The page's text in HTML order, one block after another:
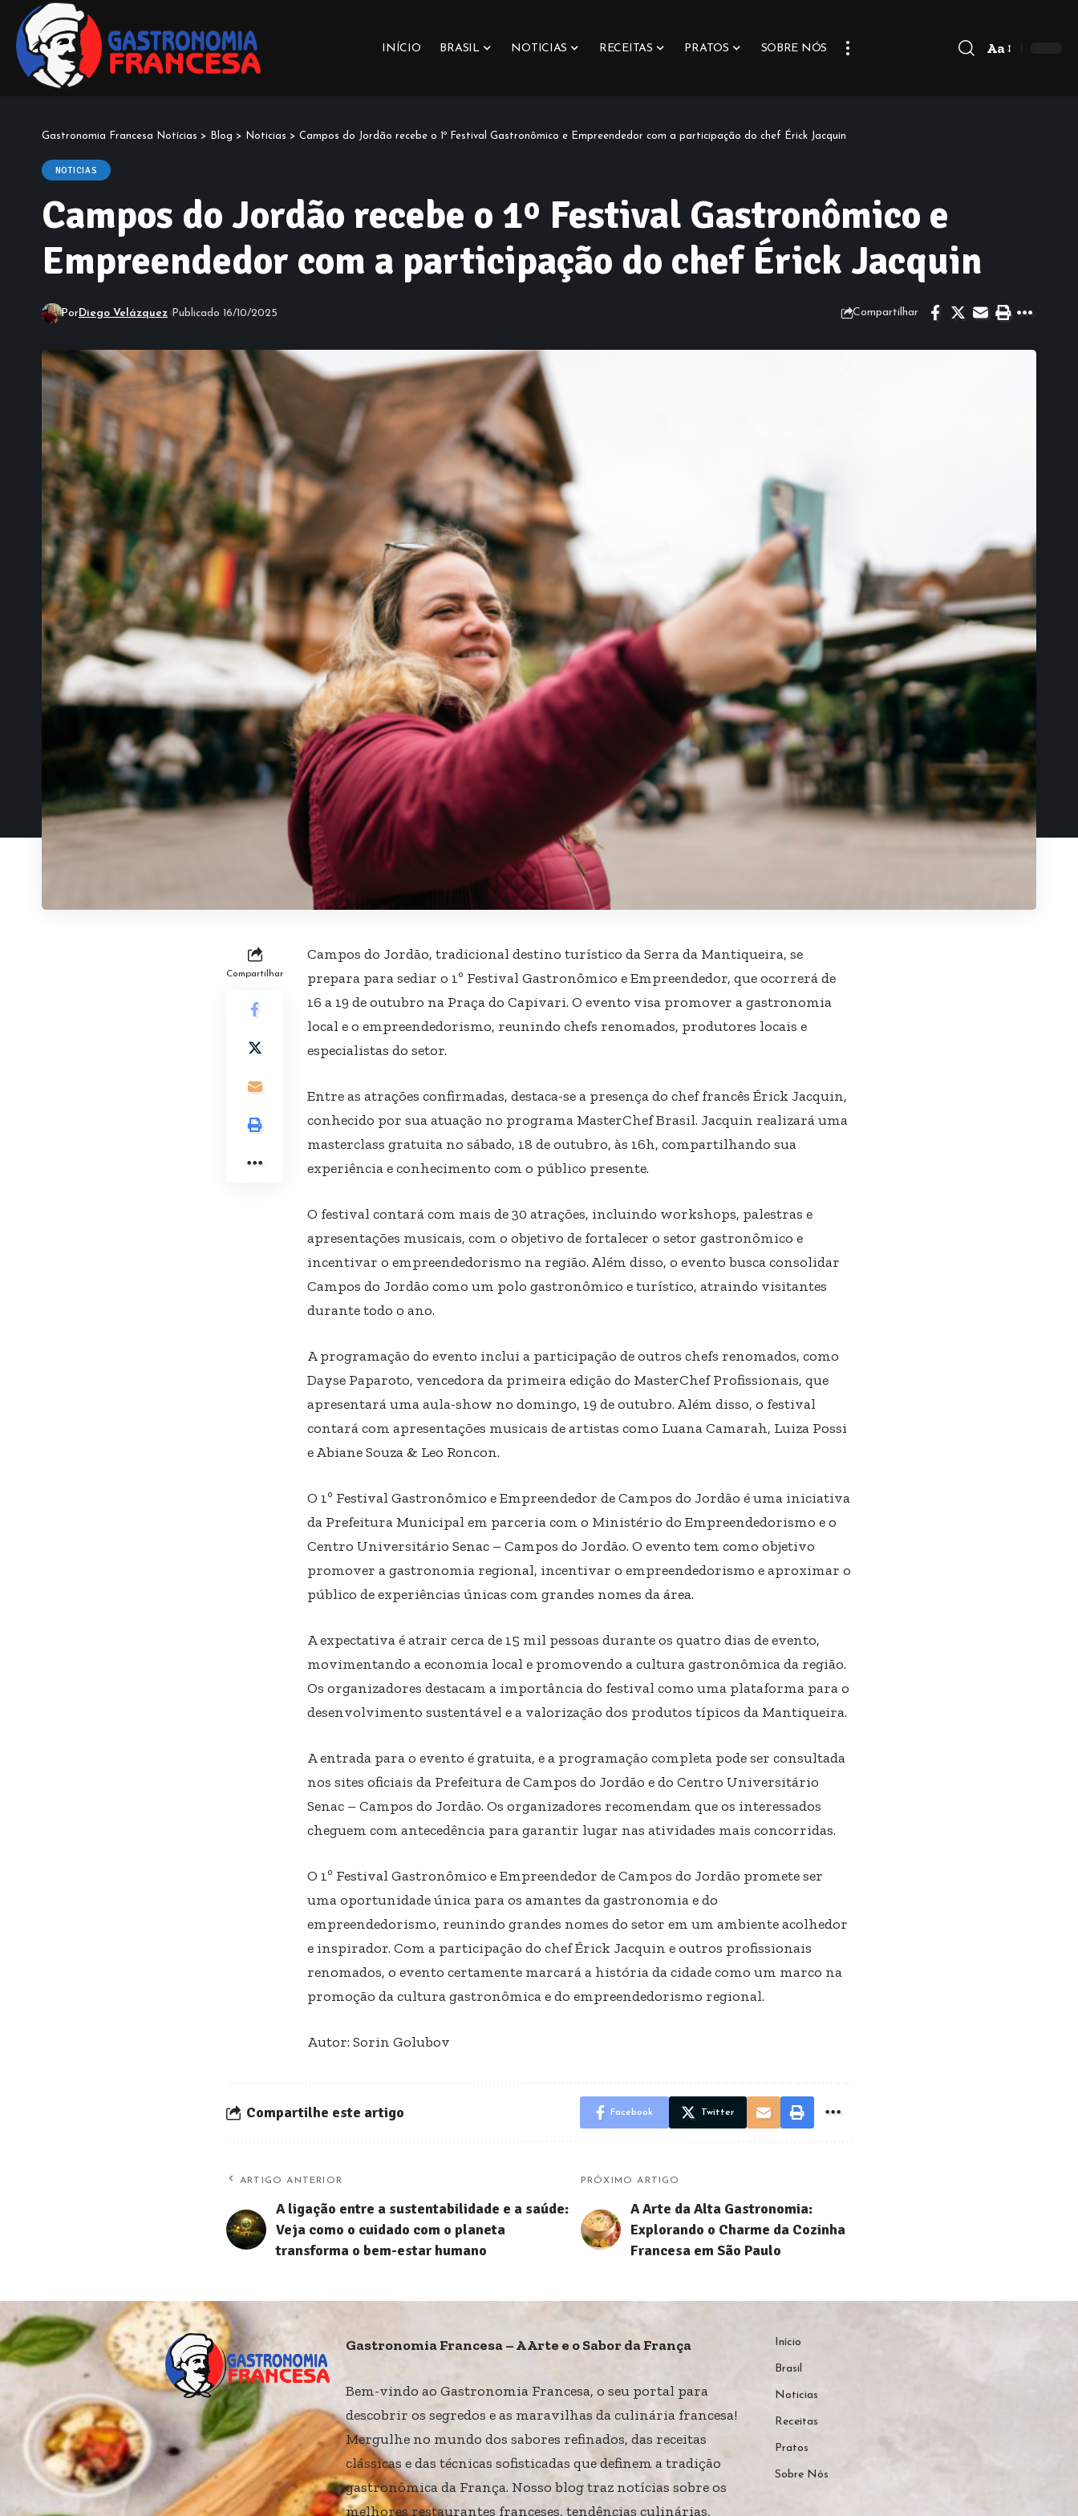
INÍCIO BRASIL NOTICIAS RECEITAS PRATOS SOBRE NÓS Aa
Gastronomia Francesa Notícias > Blog > Noticias > Campos do Jordão recebe o 1º Festival Gastronômico e Empreendedor com a participação do chef Érick Jacquin
NOTICIAS
Campos do Jordão recebe o 1º Festival Gastronômico e
Empreendedor com a participação do chef Érick Jacquin
PorDiego Velázquez Publicado 16/10/2025 Compartilhar
Compartilhar
Campos do Jordão, tradicional destino turístico da Serra da Mantiqueira, se
prepara para sediar o 1º Festival Gastronômico e Empreendedor, que ocorrerá de
16 a 19 de outubro na Praça do Capivari. O evento visa promover a gastronomia
local e o empreendedorismo, reunindo chefs renomados, produtores locais e
especialistas do setor.
Entre as atrações confirmadas, destaca-se a presença do chef francês Érick Jacquin,
conhecido por sua atuação no programa MasterChef Brasil. Jacquin realizará uma
masterclass gratuita no sábado, 18 de outubro, às 16h, compartilhando sua
experiência e conhecimento com o público presente.
O festival contará com mais de 30 atrações, incluindo workshops, palestras e
apresentações musicais, com o objetivo de fortalecer o setor gastronômico e
incentivar o empreendedorismo na região. Além disso, o evento busca consolidar
Campos do Jordão como um polo gastronômico e turístico, atraindo visitantes
durante todo o ano.
A programação do evento inclui a participação de outros chefs renomados, como
Dayse Paparoto, vencedora da primeira edição do MasterChef Profissionais, que
apresentará uma aula-show no domingo, 19 de outubro. Além disso, o festival
contará com apresentações musicais de artistas como Luana Camarah, Luiza Possi
e Abiane Souza & Leo Roncon.
O 1º Festival Gastronômico e Empreendedor de Campos do Jordão é uma iniciativa
da Prefeitura Municipal em parceria com o Ministério do Empreendedorismo e o
Centro Universitário Senac – Campos do Jordão. O evento tem como objetivo
promover a gastronomia regional, incentivar o empreendedorismo e aproximar o
público de experiências únicas com grandes nomes da área.
A expectativa é atrair cerca de 15 mil pessoas durante os quatro dias de evento,
movimentando a economia local e promovendo a cultura gastronômica da região.
Os organizadores destacam a importância do festival como uma plataforma para o
desenvolvimento sustentável e a valorização dos produtos típicos da Mantiqueira.
A entrada para o evento é gratuita, e a programação completa pode ser consultada
nos sites oficiais da Prefeitura de Campos do Jordão e do Centro Universitário
Senac – Campos do Jordão. Os organizadores recomendam que os interessados
cheguem com antecedência para garantir lugar nas atividades mais concorridas.
O 1º Festival Gastronômico e Empreendedor de Campos do Jordão promete ser
uma oportunidade única para os amantes da gastronomia e do
empreendedorismo, reunindo grandes nomes do setor em um ambiente acolhedor
e inspirador. Com a participação do chef Érick Jacquin e outros profissionais
renomados, o evento certamente marcará a história da cidade como um marco na
promoção da cultura gastronômica e do empreendedorismo regional.
Autor: Sorin Golubov
Compartilhe este artigo Facebook Twitter
ARTIGO ANTERIOR
A ligação entre a sustentabilidade e a saúde:
Veja como o cuidado com o planeta
transforma o bem-estar humano
PRÓXIMO ARTIGO
A Arte da Alta Gastronomia:
Explorando o Charme da Cozinha
Francesa em São Paulo
Gastronomia Francesa – A Arte e o Sabor da França
Bem-vindo ao Gastronomia Francesa, o seu portal para
descobrir os segredos e as maravilhas da culinária francesa!
Mergulhe no mundo dos sabores refinados, das receitas
clássicas e das técnicas sofisticadas que definem a tradição
gastronômica da França. Nosso blog traz notícias sobre os
melhores restaurantes franceses, tendências culinárias,
Início
Brasil
Noticias
Receitas
Pratos
Sobre Nós